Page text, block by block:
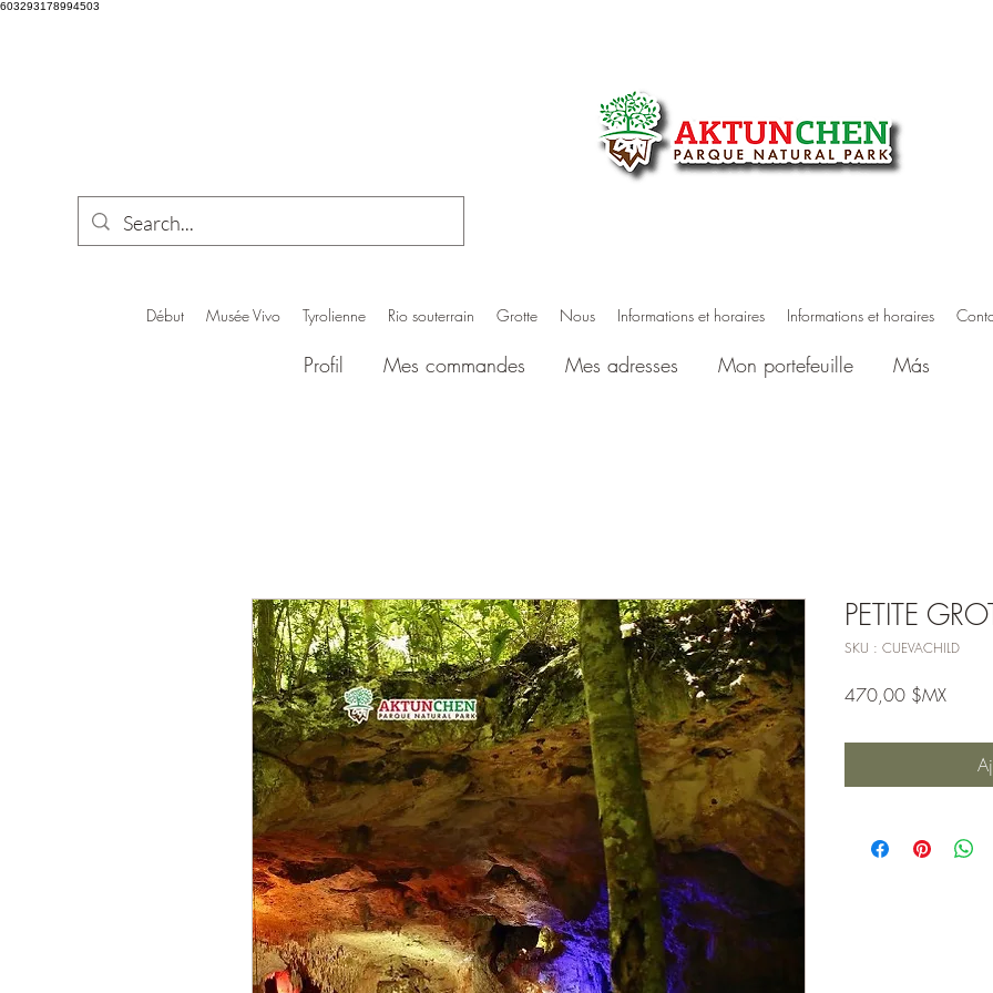
603293178994503
Début Musée Vivo Tyrolienne Rio souterrain Grotte Nous Informations et horaires Informations et horaires
Profil Mes commandes Mes adresses Mon portefeuille Más
PETITE
SKU : CUEVACHILD
470,00 $MXPrix